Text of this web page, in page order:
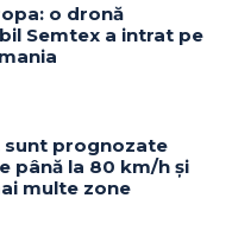
o dronă
Semtex a intrat pe
sunt prognozate
până la 80 km/h și
multe zone